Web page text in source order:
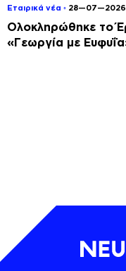
Εταιρικά νέα ◦ 28—07—2026
Ολοκληρώθηκε το
«Γεωργία με